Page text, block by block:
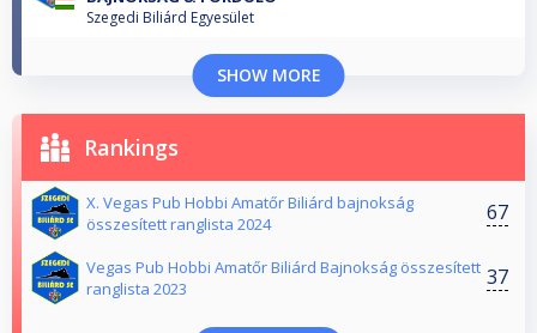
Szegedi Biliárd Egyesület
SHOW MORE
Rankings
X. Vegas Pub Hobbi Amatőr Biliárd bajnokság
összesített ranglista 2024
67
Vegas Pub Hobbi Amatőr Biliárd Bajnokság összesített
ranglista 2023
37